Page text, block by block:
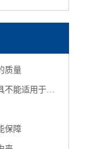
质量
适用于微波炉
保障